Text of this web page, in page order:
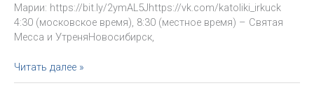
Марии: https://bit.ly/2ymAL5Jhttps://vk.com/katoliki_irkuck
4:30 (московское время), 8:30 (местное время) – Святая
Месса и УтреняНовосибирск,
Расписание
трансляций
Читать далее »